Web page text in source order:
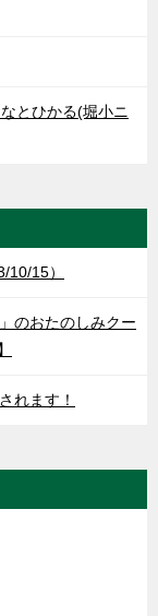
とひかる(堀小ニ
15）
のおたのしみクー
れます！